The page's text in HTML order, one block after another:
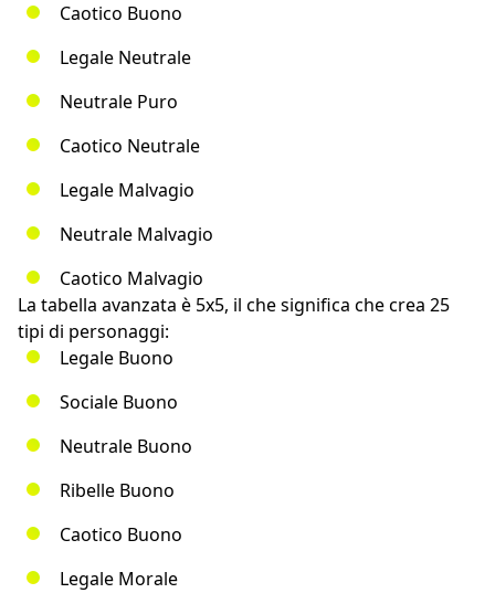
Caotico Buono
Legale Neutrale
Neutrale Puro
Caotico Neutrale
Legale Malvagio
Neutrale Malvagio
Caotico Malvagio
La tabella avanzata è 5x5, il che significa che crea 25
tipi di personaggi:
Legale Buono
Sociale Buono
Neutrale Buono
Ribelle Buono
Caotico Buono
Legale Morale